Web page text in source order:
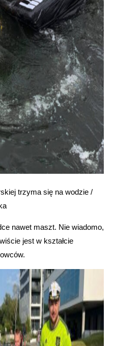
trzyma się na wodzie /
nawet maszt. Nie wiadomo,
jest w kształcie